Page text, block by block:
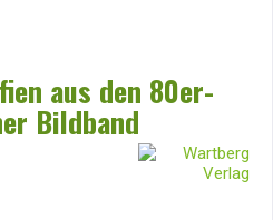
aus den 80er-
Bildband